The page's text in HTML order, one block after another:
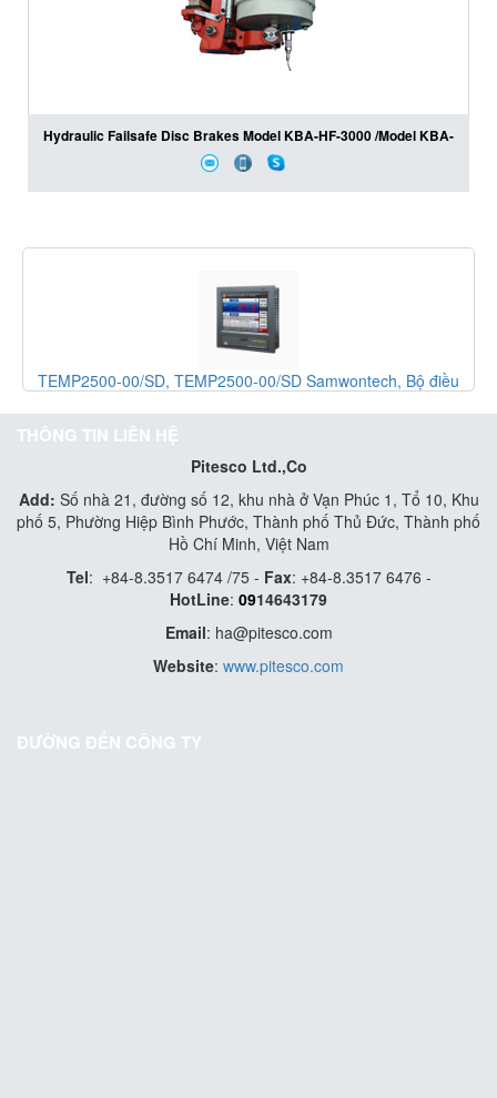
Hydraulic Failsafe Disc Brakes Model KBA-HF-3000 /Model KBA-
HF-6000
TEMP2500-00/SD, TEMP2500-00/SD Samwontech, Bộ điều
THÔNG TIN LIÊN HỆ
Pitesco Ltd.,Co
Add: Số nhà 21, đường số 12, khu nhà ở Vạn Phúc 1, Tổ 10, Khu
phố 5, Phường Hiệp Bình Phước, Thành phố Thủ Đức, Thành phố
Hồ Chí Minh, Việt Nam
Tel: +84-8.3517 6474 /75 - Fax: +84-8.3517 6476 -
HotLine: 0914643179
Email: ha@pitesco.com
Website: www.pitesco.com
ĐƯỜNG ĐẾN CÔNG TY